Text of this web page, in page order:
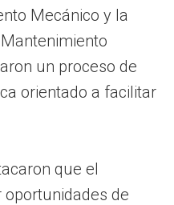
Mecánico y la
un proceso de
orientado a facilitar
que el
de